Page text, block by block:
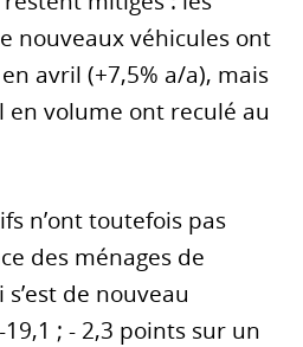
nouveaux véhicules ont
avril (+7,5% a/a), mais
en volume ont reculé au
n’ont toutefois pas
des ménages de
s’est de nouveau
; - 2,3 points sur un